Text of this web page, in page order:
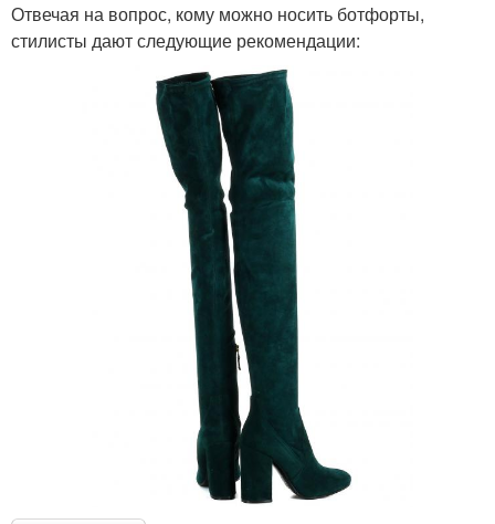
Отвечая на вопрос, кому можно носить ботфорты,
стилисты дают следующие рекомендации: